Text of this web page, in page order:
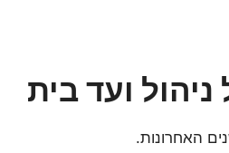
ועד בית
האחרונות.